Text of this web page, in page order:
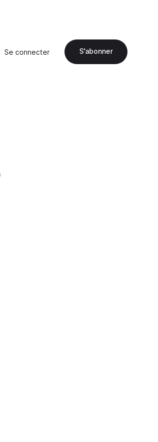
Se connecter S'abonner